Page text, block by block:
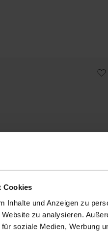
Cookies
Inhalte und Anzeigen zu
zu analysieren.
soziale Medien, Werbung